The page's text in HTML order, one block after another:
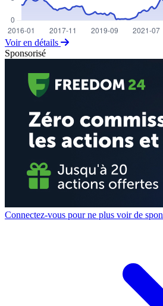
Voir en détails
Sponsorisé
Connectez-vous pour ne plus voir de